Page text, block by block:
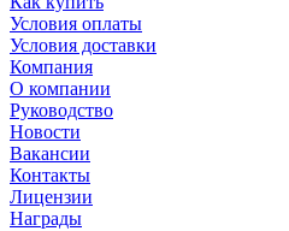
Условия оплаты
Условия доставки
Компания
О компании
Руководство
Новости
Вакансии
Контакты
Лицензии
Награды